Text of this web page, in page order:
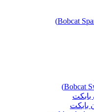
بابکت
بابکت